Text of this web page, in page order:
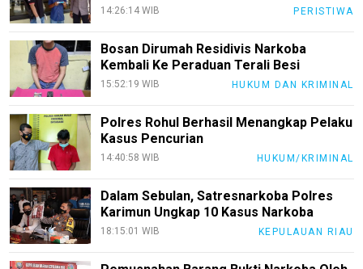
14:26:14 WIB PERISTIWA
Bosan Dirumah Residivis Narkoba
Kembali Ke Peraduan Terali Besi
15:52:19 WIB HUKUM DAN KRIMINAL
Polres Rohul Berhasil Menangkap Pelaku
Kasus Pencurian
14:40:58 WIB HUKUM/KRIMINAL
Dalam Sebulan, Satresnarkoba Polres
Karimun Ungkap 10 Kasus Narkoba
18:15:01 WIB KEPULAUAN RIAU
InfoKepri
KuansingTerkini
Bisnis
Sehat
PotensiRohil
LabuhanBatu
Info
Rohul
Nusapos